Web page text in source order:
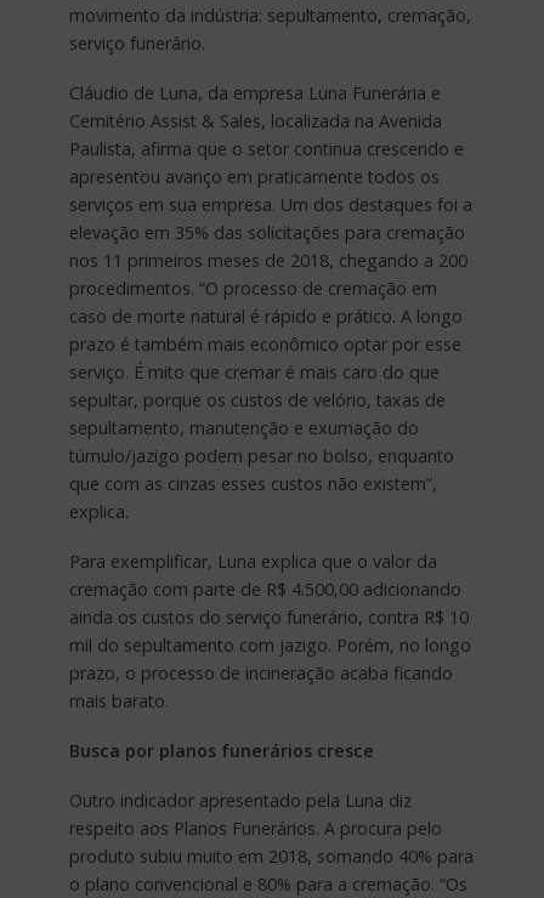
movimento da indústria: sepultamento, cremação,
serviço funerário.
Cláudio de Luna, da empresa Luna Funerária e
Cemitério Assist & Sales, localizada na Avenida
Paulista, afirma que o setor continua crescendo e
apresentou avanço em praticamente todos os
serviços em sua empresa. Um dos destaques foi a
elevação em 35% das solicitações para cremação
nos 11 primeiros meses de 2018, chegando a 200
procedimentos. “O processo de cremação em
caso de morte natural é rápido e prático. A longo
prazo é também mais econômico optar por esse
serviço. É mito que cremar é mais caro do que
sepultar, porque os custos de velório, taxas de
sepultamento, manutenção e exumação do
túmulo/jazigo podem pesar no bolso, enquanto
que com as cinzas esses custos não existem”,
explica.
Para exemplificar, Luna explica que o valor da
cremação com parte de R$ 4.500,00 adicionando
ainda os custos do serviço funerário, contra R$ 10
mil do sepultamento com jazigo. Porém, no longo
prazo, o processo de incineração acaba ficando
mais barato.
Busca por planos funerários cresce
Outro indicador apresentado pela Luna diz
respeito aos Planos Funerários. A procura pelo
produto subiu muito em 2018, somando 40% para
o plano convencional e 80% para a cremação. “Os